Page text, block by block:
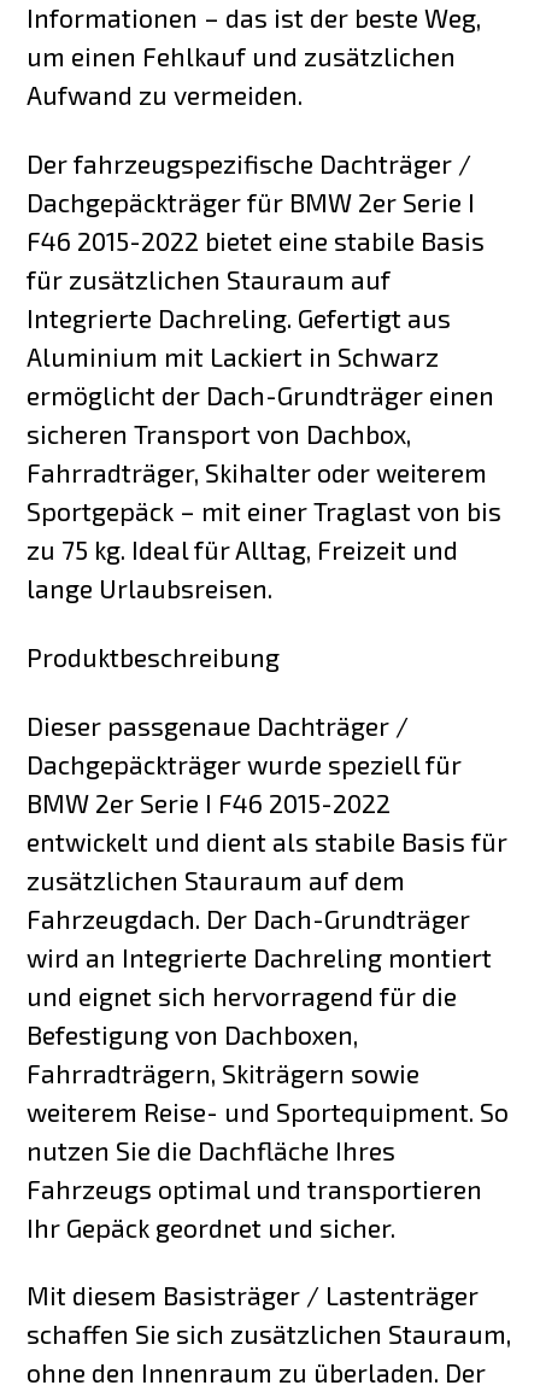
Informationen – das ist der beste Weg,
um einen Fehlkauf und zusätzlichen
Aufwand zu vermeiden.
Der fahrzeugspezifische Dachträger /
Dachgepäckträger für BMW 2er Serie I
F46 2015-2022 bietet eine stabile Basis
für zusätzlichen Stauraum auf
Integrierte Dachreling. Gefertigt aus
Aluminium mit Lackiert in Schwarz
ermöglicht der Dach-Grundträger einen
sicheren Transport von Dachbox,
Fahrradträger, Skihalter oder weiterem
Sportgepäck – mit einer Traglast von bis
zu 75 kg. Ideal für Alltag, Freizeit und
lange Urlaubsreisen.
Produktbeschreibung
Dieser passgenaue Dachträger /
Dachgepäckträger wurde speziell für
BMW 2er Serie I F46 2015-2022
entwickelt und dient als stabile Basis für
zusätzlichen Stauraum auf dem
Fahrzeugdach. Der Dach-Grundträger
wird an Integrierte Dachreling montiert
und eignet sich hervorragend für die
Befestigung von Dachboxen,
Fahrradträgern, Skiträgern sowie
weiterem Reise- und Sportequipment. So
nutzen Sie die Dachfläche Ihres
Fahrzeugs optimal und transportieren
Ihr Gepäck geordnet und sicher.
Mit diesem Basisträger / Lastenträger
schaffen Sie sich zusätzlichen Stauraum,
ohne den Innenraum zu überladen. Der